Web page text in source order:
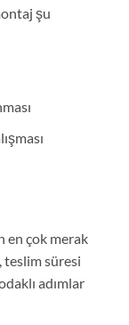
şu
en çok merak
süresi
adımlar